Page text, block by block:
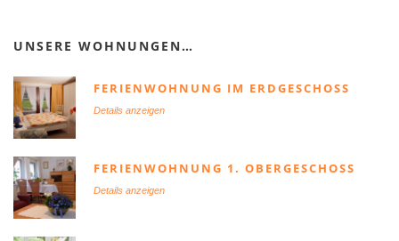
UNSERE WOHNUNGEN…
FERIENWOHNUNG IM ERDGESCHOSS
Details anzeigen
FERIENWOHNUNG 1. OBERGESCHOSS
Details anzeigen